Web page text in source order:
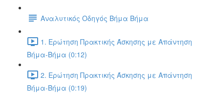
Αναλυτικός Οδηγός Βήμα Βήμα
1. Ερώτηση Πρακτικής Άσκησης με Απάντηση
Βήμα-Βήμα (0:12)
2. Ερώτηση Πρακτικής Άσκησης με Απάντηση
Βήμα-Βήμα (0:19)